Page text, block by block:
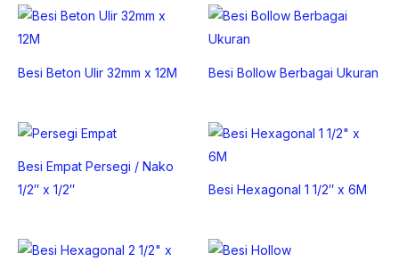
Besi Beton Ulir 32mm x 12M Besi Bollow Berbagai Ukuran
Besi Empat Persegi / Nako
1/2″ x 1/2″
Besi Hexagonal 1 1/2″ x 6M